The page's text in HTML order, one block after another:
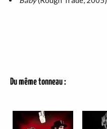
Du même tonneau :